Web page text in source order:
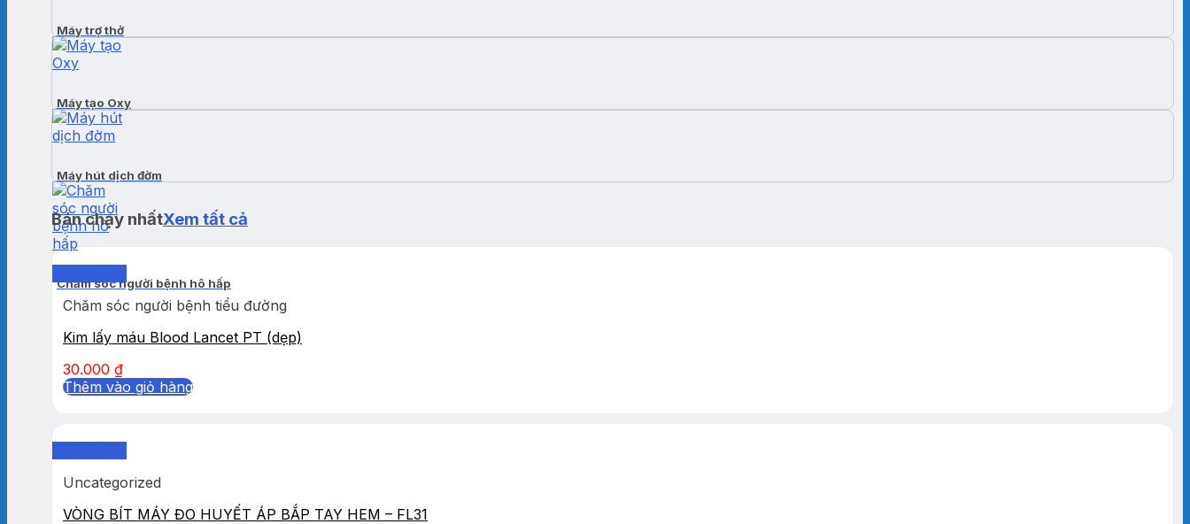
Máy trợ thở
Máy tạo Oxy
Máy hút dịch đờm
Chăm sóc người bệnh hô hấp
Bán chạy nhấtXem tất cả
Chăm sóc người bệnh tiểu đường
Kim lấy máu Blood Lancet PT (dẹp)
30.000 ₫
Thêm vào giỏ hàng
Uncategorized
VÒNG BÍT MÁY ĐO HUYẾT ÁP BẮP TAY HEM – FL31